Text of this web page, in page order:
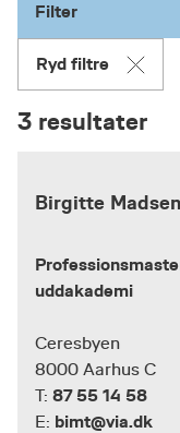
Filter
Ryd filtre
3 resultater
Birgitte
uddakademi
Ceresbyen
8000 Aarhus C
T: 87 55 14 58
E: bimt@via.dk